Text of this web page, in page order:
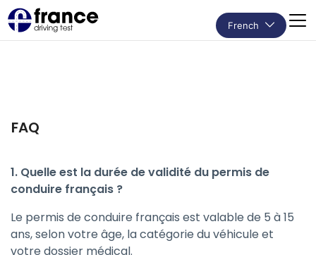
French
FAQ
1. Quelle est la durée de validité du permis de
conduire français ?
Le permis de conduire français est valable de 5 à 15
ans, selon votre âge, la catégorie du véhicule et
votre dossier médical.